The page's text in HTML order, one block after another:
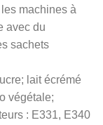
machines à
avec du
sachets
lait écrémé
végétale;
: E331, E340